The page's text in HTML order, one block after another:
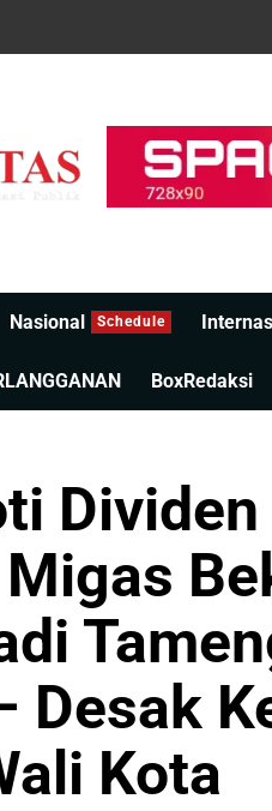
Nasional Schedule
BoxRedaksi
Dividen
Desak
Kota